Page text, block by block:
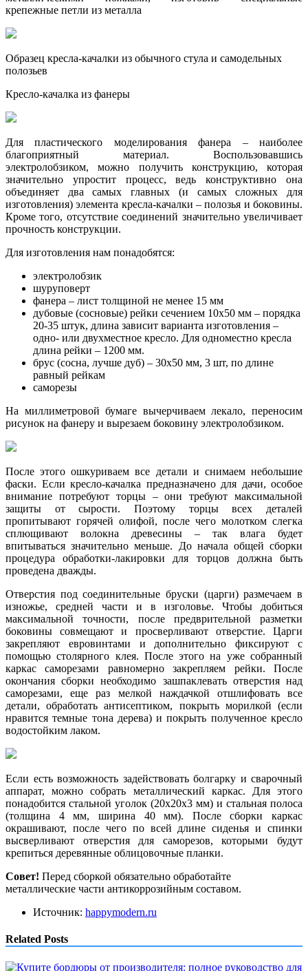
крепежные петли из металла
Образец кресла-качалки из обычного стула и самодельных
полозьев
Кресло-качалка из фанеры
Для пластического моделирования фанера – наиболее
благоприятный материал. Воспользовавшись
электролобзиком, можно получить конструкцию, которая
значительно упростит процесс, ведь конструктивно она
объединяет два самых главных (и самых сложных для
изготовления) элемента кресла-качалки – полозья и боковины.
Кроме того, отсутствие соединений значительно увеличивает
прочность конструкции.
Для изготовления нам понадобятся:
электролобзик
шуруповерт
фанера – лист толщиной не менее 15 мм
дубовые (сосновые) рейки сечением 10х50 мм – порядка
20-35 штук, длина зависит варианта изготовления –
одно- или двухместное кресло. Для одноместно кресла
длина рейки – 1200 мм.
брус (сосна, лучше дуб) – 30х50 мм, 3 шт, по длине
равный рейкам
саморезы
На миллиметровой бумаге вычерчиваем лекало, переносим
рисунок на фанеру и вырезаем боковину электролобзиком.
После этого ошкуриваем все детали и снимаем небольшие
фаски. Если кресло-качалка предназначено для дачи, особое
внимание потребуют торцы – они требуют максимальной
защиты от сырости. Поэтому торцы всех деталей
пропитывают горячей олифой, после чего молотком слегка
сплющивают волокна древесины – так влага будет
впитываться значительно меньше. До начала общей сборки
процедура обработки-лакировки для торцов должна быть
проведена дважды.
Отверстия под соединительные бруски (царги) размечаем в
изножье, средней части и в изголовье. Чтобы добиться
максимальной точности, после предврительной разметки
боковины совмещают и просверливают отверстие. Царги
закрепляют евровинтами и дополнительно фиксируют с
помощью столярного клея. После этого на уже собранный
каркас саморезами равномерно закрепляем рейки. После
окончания сборки необходимо зашпаклевать отверстия над
саморезами, еще раз мелкой наждачкой отшлифовать все
детали, обработать антисептиком, покрыть морилкой (если
нравится темные тона дерева) и покрыть полученное кресло
водостойким лаком.
Если есть возможность задействовать болгарку и сварочный
аппарат, можно собрать металлический каркас. Для этого
понадобится стальной уголок (20х20х3 мм) и стальная полоса
(толщина 4 мм, ширина 40 мм). После сборки каркас
окрашивают, после чего по всей длине сиденья и спинки
высверливают отверстия для саморезов, которыми будут
крепиться деревянные облицовочные планки.
Совет! Перед сборкой обязательно обработайте
металлические части антикоррозийным составом.
Источник: happymodern.ru
Related Posts